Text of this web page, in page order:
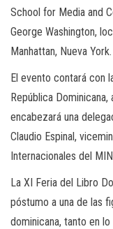
School for Media and
George Washington,
Manhattan, Nueva York.
El evento contará con
República
encabezará una
Claudio Espinal,
Internacionales del
La XI Feria del Libro
póstumo a una de las
dominicana, tanto en